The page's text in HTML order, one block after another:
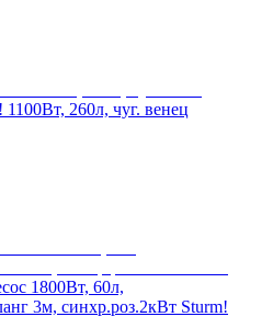
260л, чуг. венец
1800Вт, 60л,
3м, синхр.роз.2кВт Sturm!